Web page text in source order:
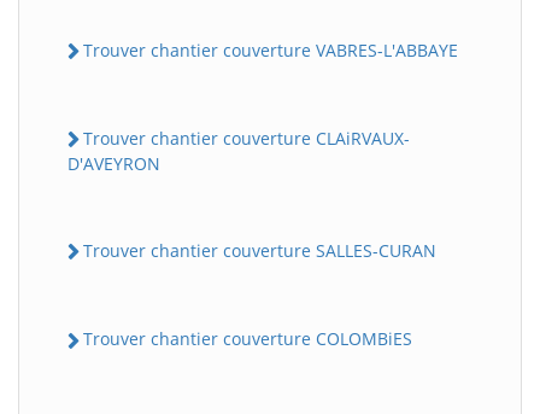
Trouver chantier couverture VABRES-L'ABBAYE
Trouver chantier couverture CLAiRVAUX-
D'AVEYRON
Trouver chantier couverture SALLES-CURAN
Trouver chantier couverture COLOMBiES